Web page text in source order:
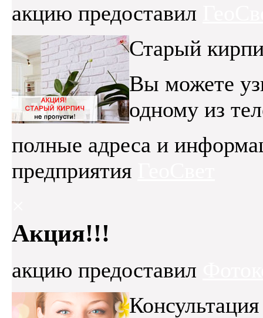
акцию предоставил
Старый
Вы можете
одному из
полные адреса и
предприятия
Акция!!!
акцию предоставил